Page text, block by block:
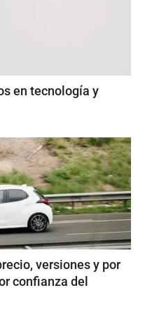
en tecnología y
versiones y por
confianza del